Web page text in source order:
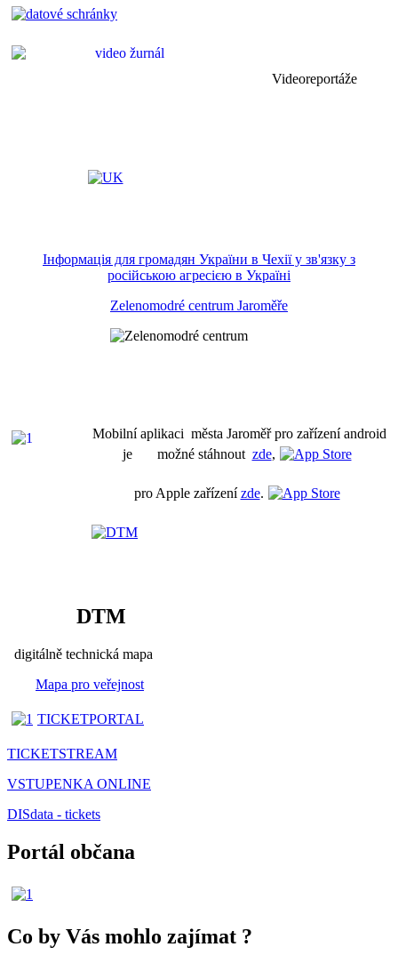
Videoreportáže
Інформація для громадян України в Чехії у зв'язку з
російською агресією в Україні
Zelenomodré centrum Jaroměře
Mobilní aplikaci města Jaroměř pro zařízení android
je možné stáhnout zde,
pro Apple zařízenízde.
DTM
digitálně technická mapa
Mapa pro veřejnost
TICKETPORTAL
TICKETSTREAM
VSTUPENKA ONLINE
DISdata - tickets
Portál občana
Co by Vás mohlo zajímat ?